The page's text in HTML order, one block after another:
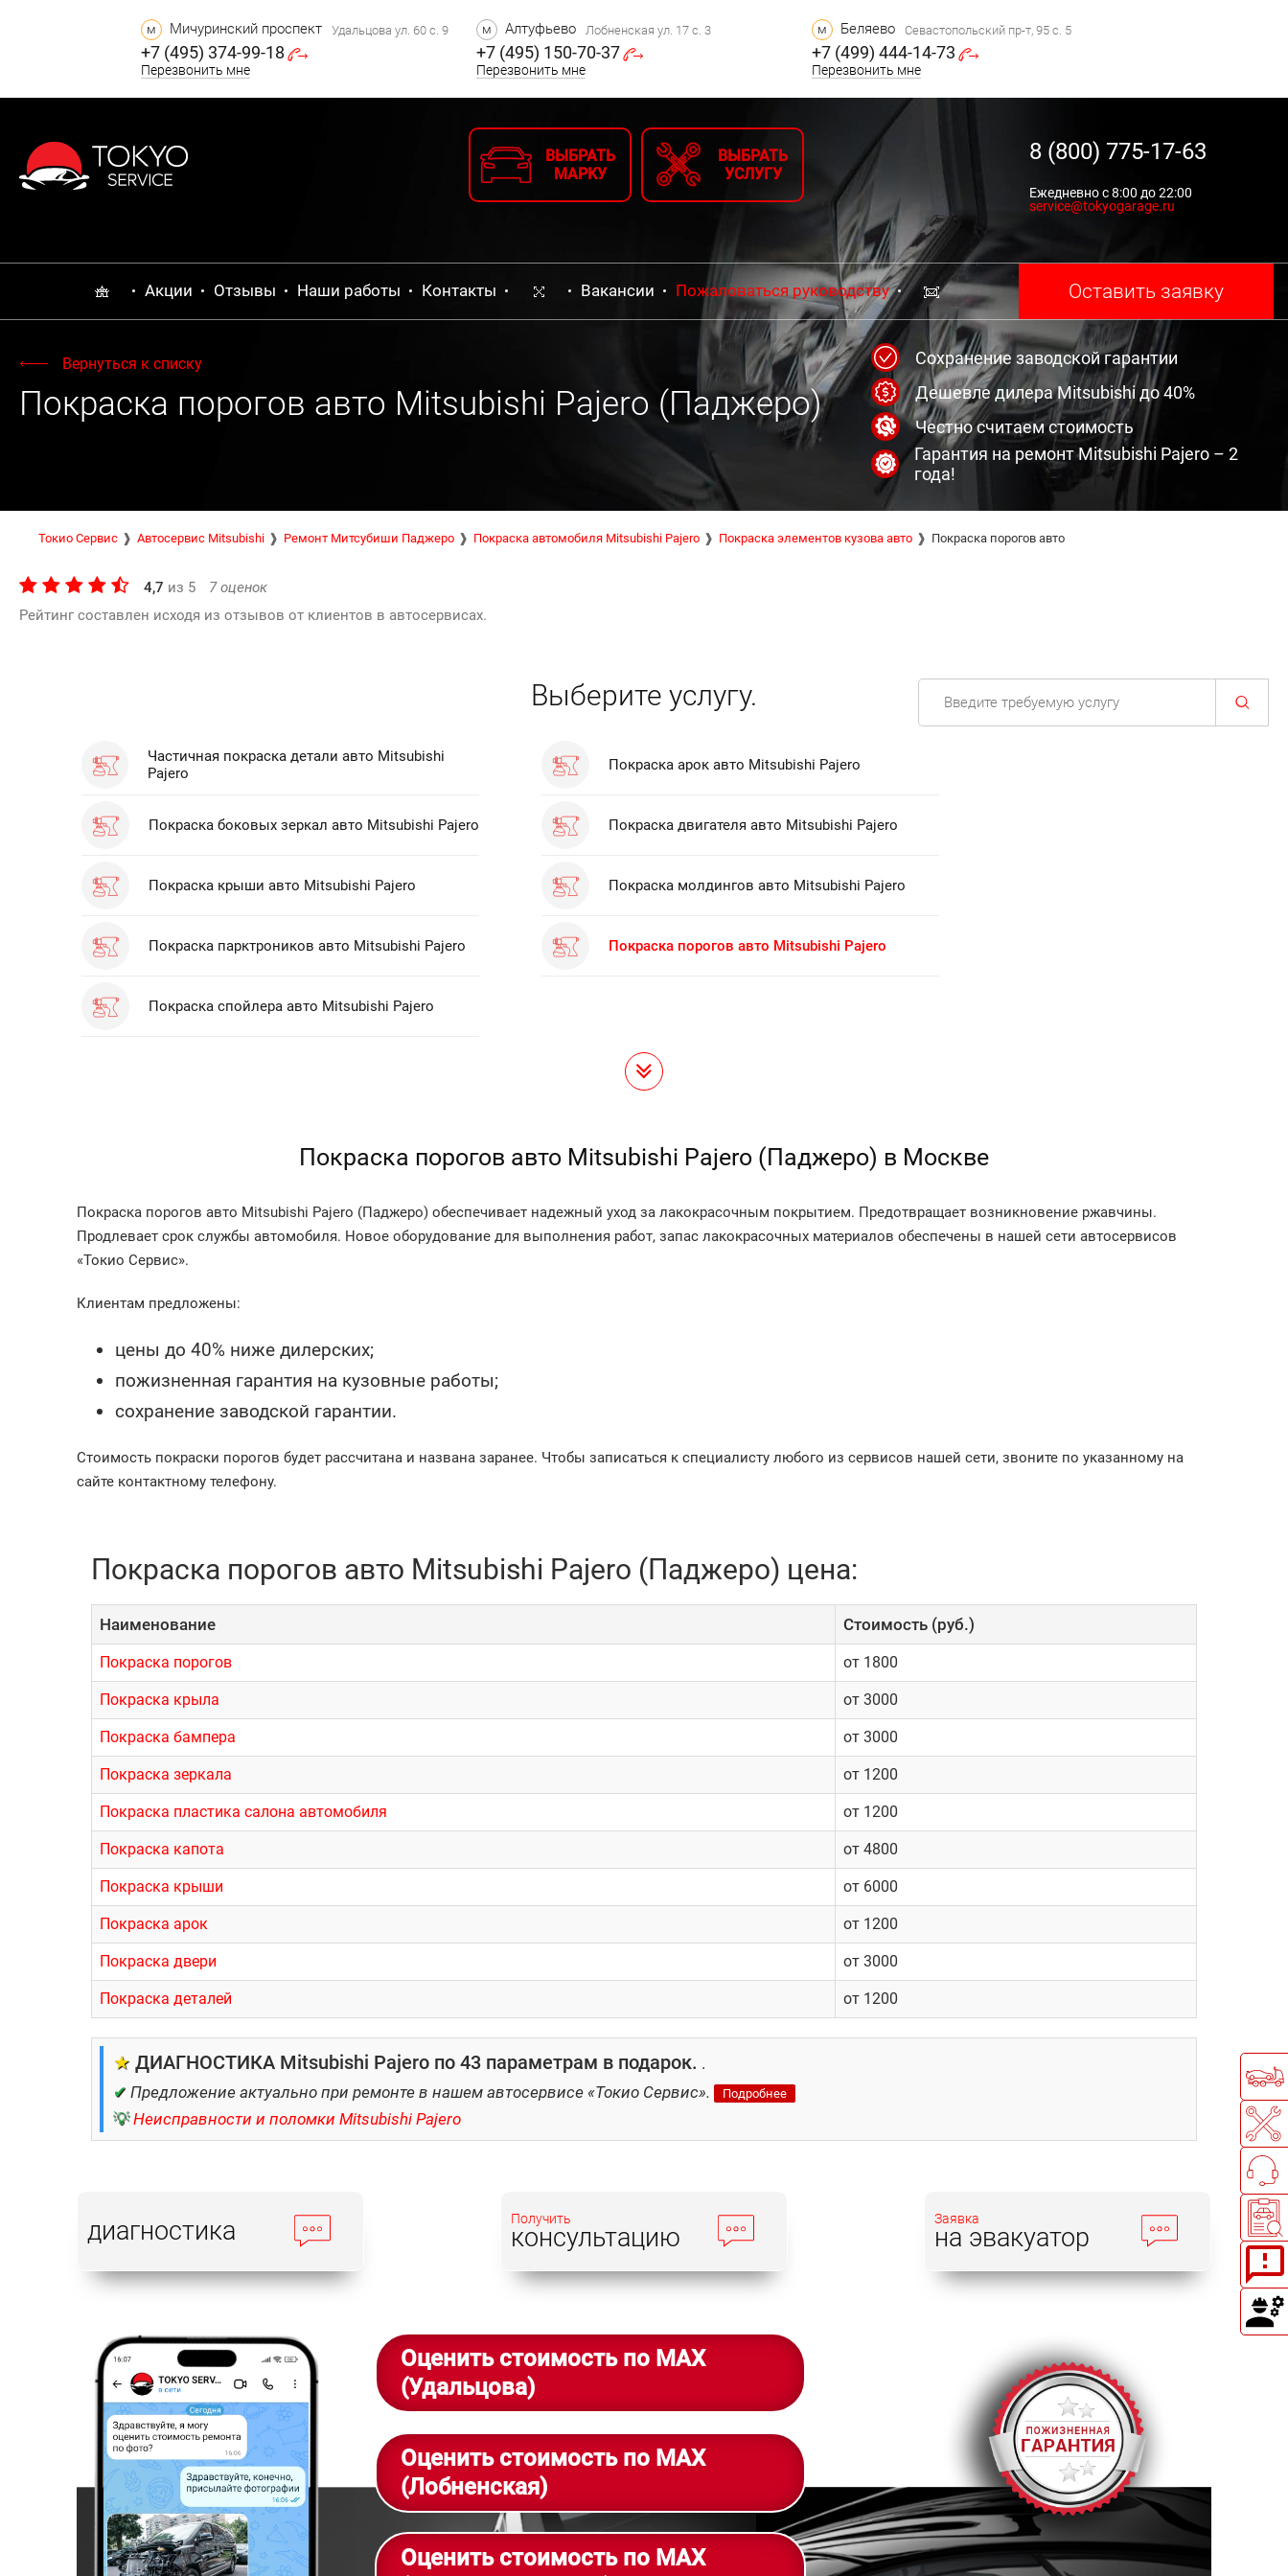
м Мичуринский проспект Удальцова ул. 60 с. 9
+7 (495) 374-99-18
Перезвонить мне
м Алтуфьево Лобненская ул. 17 с. 3
+7 (495) 150-70-37
Перезвонить мне
м Беляево Севастопольский пр-т, 95 с. 5
+7 (499) 444-14-73
Перезвонить мне
ВЫБРАТЬ
МАРКУ
ВЫБРАТЬ
УСЛУГУ
8 (800) 775-17-63
Ежедневно с 8:00 до 22:00
service@tokyogarage.ru
Акции Отзывы Наши работы Контакты Вакансии Пожаловаться руководству Оставить заявку
Вернуться к списку
Покраска порогов авто Mitsubishi Pajero (Паджеро)
Сохранение заводской гарантии
Дешевле дилера Mitsubishi до 40%
Честно считаем стоимость
Гарантия на ремонт Mitsubishi Pajero – 2
года!
Токио Сервис Автосервис Mitsubishi Ремонт Митсубиши Паджеро Покраска автомобиля Mitsubishi Pajero Покраска элементов кузова авто Покраска порогов авто
4,7 из 5 7оценок
Рейтинг составлен исходя из отзывов от клиентов в автосервисах.
Выберите услугу.
Частичная покраска детали авто Mitsubishi
Pajero
Покраска арок авто Mitsubishi Pajero
Покраска боковых зеркал авто Mitsubishi Pajero Покраска двигателя авто Mitsubishi Pajero
Покраска крыши авто Mitsubishi Pajero Покраска молдингов авто Mitsubishi Pajero
Покраска парктроников авто Mitsubishi Pajero Покраска порогов авто Mitsubishi Pajero
Покраска спойлера авто Mitsubishi Pajero
Покраска порогов авто Mitsubishi Pajero (Паджеро) в Москве
Покраска порогов авто Mitsubishi Pajero (Паджеро) обеспечивает надежный уход за лакокрасочным покрытием. Предотвращает возникновение ржавчины.
Продлевает срок службы автомобиля. Новое оборудование для выполнения работ, запас лакокрасочных материалов обеспечены в нашей сети автосервисов
«Токио Сервис».
Клиентам предложены:
цены до 40% ниже дилерских;
пожизненная гарантия на кузовные работы;
сохранение заводской гарантии.
Стоимость покраски порогов будет рассчитана и названа заранее. Чтобы записаться к специалисту любого из сервисов нашей сети, звоните по указанному на
сайте контактному телефону.
Покраска порогов авто Mitsubishi Pajero (Паджеро) цена:
Наименование Cтоимость (руб.)
Покраска порогов от 1800
Покраска крыла от 3000
Покраска бампера от 3000
Покраска зеркала от 1200
Покраска пластика салона автомобиля от 1200
Покраска капота от 4800
Покраска крыши от 6000
Покраска арок от 1200
Покраска двери от 3000
Покраска деталей от 1200
★ ДИАГНОСТИКА Mitsubishi Pajero по 43 параметрам в подарок. .
✔ Предложение актуально при ремонте в нашем автосервисе «Токио Сервис». Подробнее
💡 Неисправности и поломки Mitsubishi Pajero
диагностика Получить
консультацию
Заявка
на эвакуатор
Оценить стоимость по MAX
(Удальцова)
Оценить стоимость по MAX
(Лобненская)
Оценить стоимость по MAX